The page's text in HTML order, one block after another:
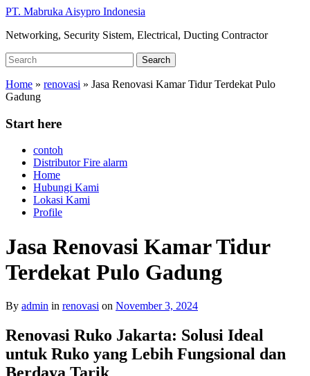
Skip
main
PT. Mabruka Aisypro Indonesia
Networking, Security Sistem, Electrical, Ducting Contractor
Search
for:
Search
Home » renovasi » Jasa Renovasi Kamar Tidur Terdekat Pulo
Gadung
Start here
contoh
Distributor Fire alarm
Home
Hubungi Kami
Lokasi Kami
Profile
Jasa Renovasi Kamar Tidur
Terdekat Pulo Gadung
By admin in renovasi on November 3, 2024
Renovasi Ruko Jakarta: Solusi Ideal
untuk Ruko yang Lebih Fungsional dan